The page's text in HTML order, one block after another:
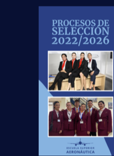
en nuestro país está
oportunidades de
vuelo. De hecho,
han podido asistir a
para trabajar en su
más de 4400
trabajando.
Y tú, ¿quieres saber
un profesional de la
uno de los sectores que
generando en la
crees, ya que este
Centros de Estudios
ofrecemos el curso